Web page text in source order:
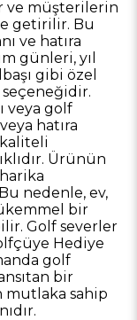
ve müşterilerin
getirilir. Bu
ve hatıra
günleri, yıl
gibi özel
veya golf
hatıra
Ürünün
nedenle, ev,
bir
Golf severler
Hediye
golf
bir
mutlaka sahip